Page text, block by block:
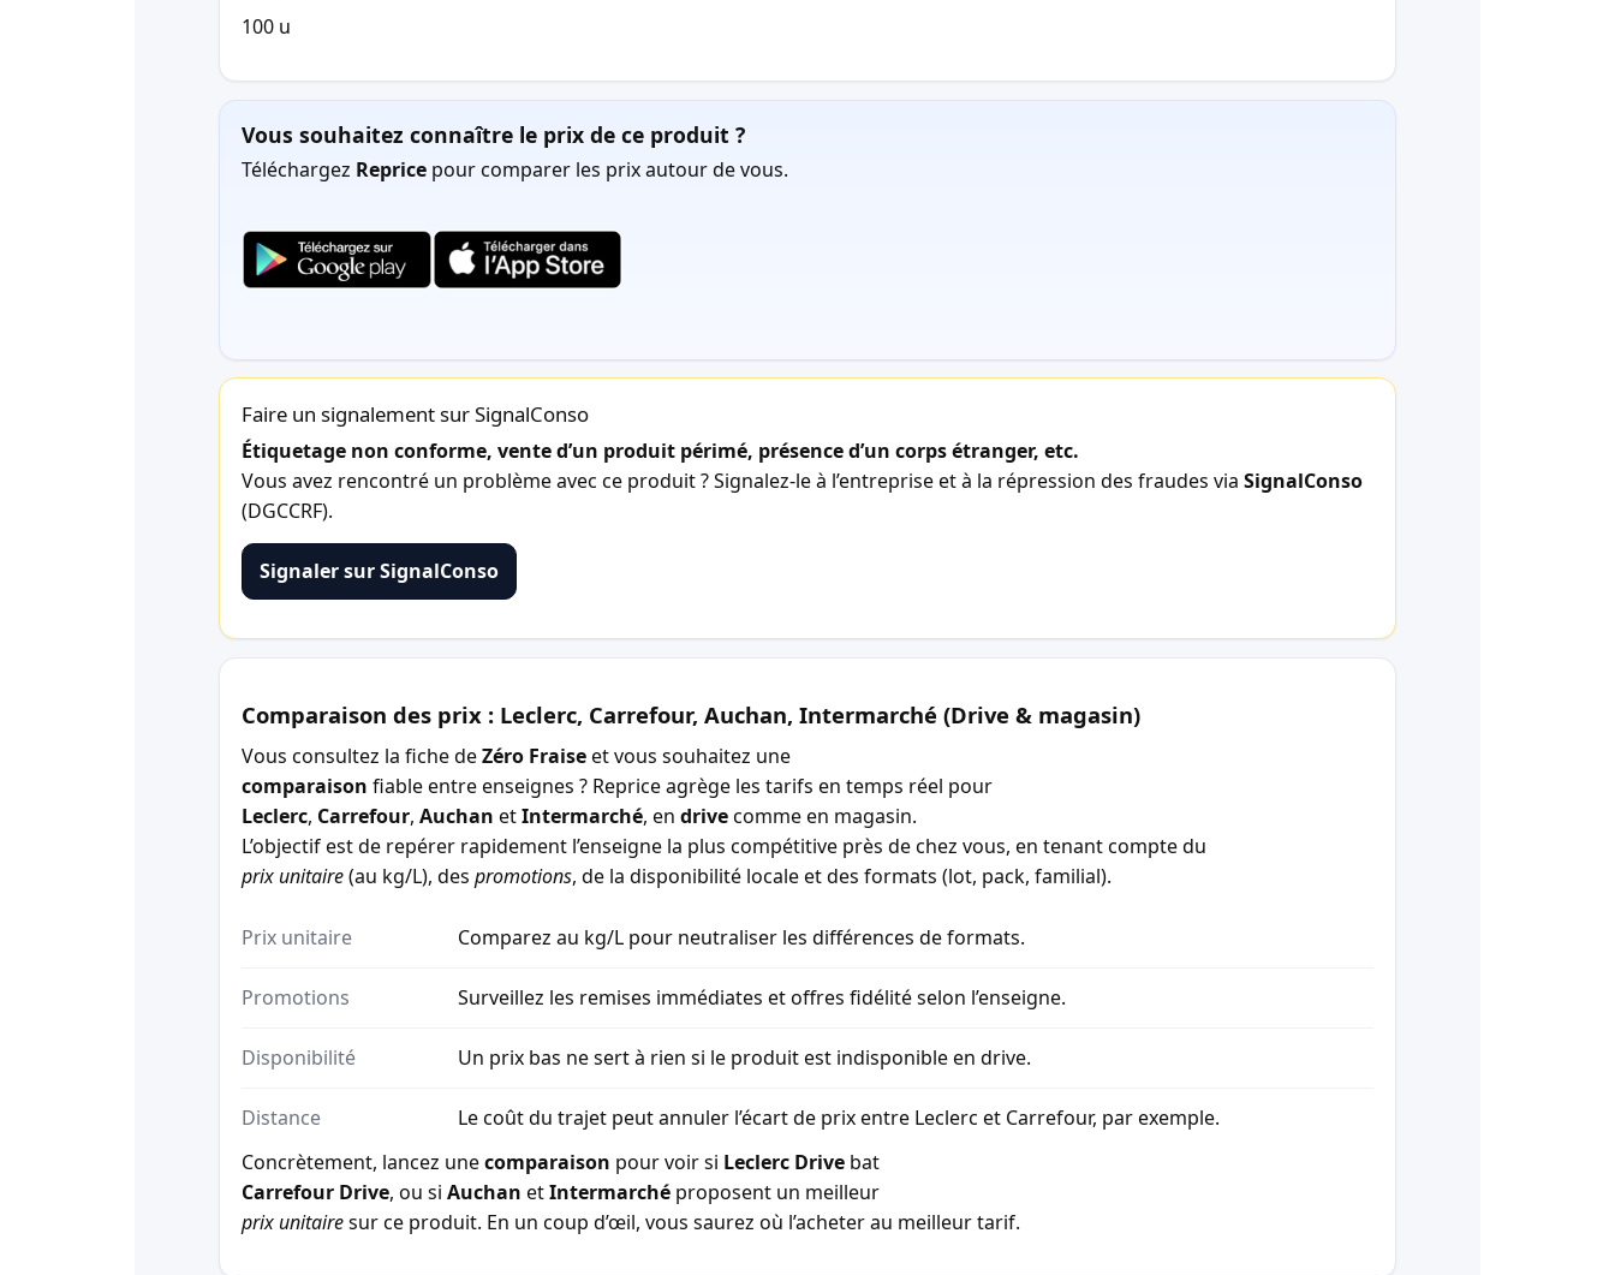
100 u
Vous souhaitez connaître le prix de ce produit ?
Téléchargez Reprice pour comparer les prix autour de vous.
Faire un signalement sur SignalConso
Étiquetage non conforme, vente d’un produit périmé, présence d’un corps étranger, etc.
Vous avez rencontré un problème avec ce produit ? Signalez-le à l’entreprise et à la répression des fraudes via SignalConso
(DGCCRF).
Signaler sur SignalConso
Comparaison des prix : Leclerc, Carrefour, Auchan, Intermarché (Drive & magasin)
Vous consultez la fiche deZéro Fraiseet vous souhaitez une
comparaison fiable entre enseignes ? Reprice agrège les tarifs en temps réel pour
Leclerc, Carrefour, Auchan etIntermarché, en drivecomme en magasin.
L’objectif est de repérer rapidement l’enseigne la plus compétitive près de chez vous, en tenant compte du
prix unitaire(au kg/L), des promotions, de la disponibilité locale et des formats (lot, pack, familial).
Prix unitaire Comparez au kg/L pour neutraliser les différences de formats.
Promotions Surveillez les remises immédiates et offres fidélité selon l’enseigne.
Disponibilité Un prix bas ne sert à rien si le produit est indisponible en drive.
Distance
Le coût du trajet peut annuler l’écart de prix entre Leclerc et Carrefour, par exemple.
Concrètement, lancez unecomparaison pour voir si Leclerc Drive bat
Carrefour Drive, ou si Auchan etIntermarché proposent un meilleur
prix unitairesur ce produit. En un coup d’œil, vous saurez où l’acheter au meilleur tarif.